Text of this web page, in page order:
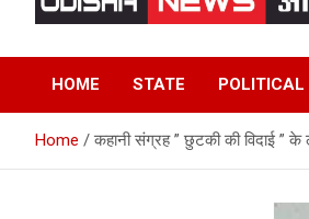
ODISHA
HOME STATE POLITICAL
Home कहानी संग्रह ” छुटकी की विदाई ” के